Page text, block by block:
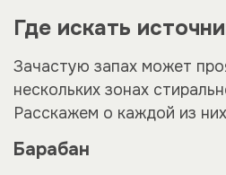
Где искать
Зачастую запах может
нескольких зонах
Расскажем о каждой из
Барабан